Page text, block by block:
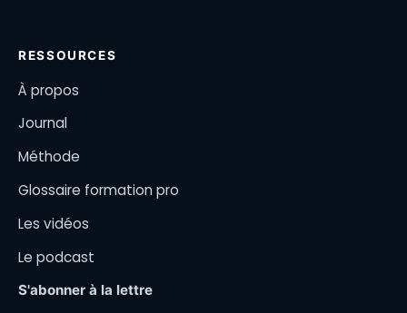
RESSOURCES
À propos
Journal
Méthode
Glossaire formation pro
Les vidéos
Le podcast
S'abonner à la lettre